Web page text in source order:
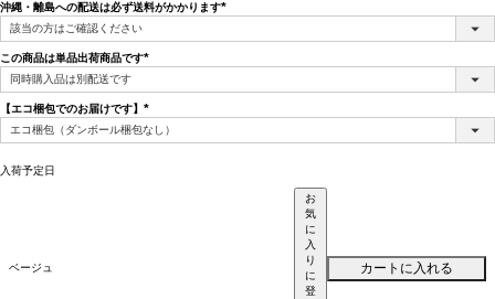
沖縄・離島への配送は必ず送料がかかります
この商品は単品出荷商品です
【エコ梱包でのお届けです】
(必
須)
入荷予定日
ベージュ
お
気
に
入
り
に
登
カートに入れる